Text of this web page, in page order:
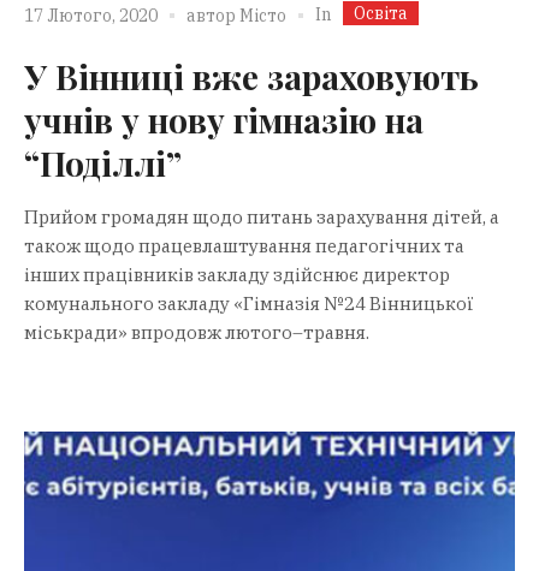
17 Лютого, 2020 автор Місто In Освіта
У Вінниці вже зараховують
учнів у нову гімназію на
“Поділлі”
Прийом громадян щодо питань зарахування дітей, а
також щодо працевлаштування педагогічних та
інших працівників закладу здійснює директор
комунального закладу «Гімназія №24 Вінницької
міськради» впродовж лютого–травня.